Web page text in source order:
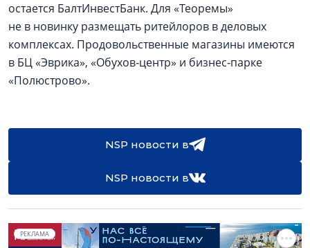
остается БалтИнвестБанк. Для «Теоремы»
не в новинку размещать ритейлоров в деловых
комплексах. Продовольственные магазины имеются
в БЦ «Эврика», «Обухов‑центр» и бизнес-парке
«Полюстрово».
NSP новости в
NSP новости в
РЕКЛАМА